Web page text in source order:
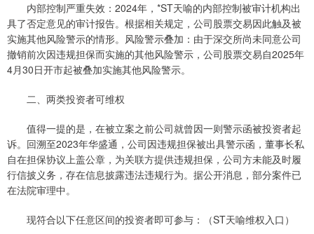
内部控制严重失效：2024年，*ST天喻的内部控制被审计机构出
具了否定意见的审计报告。根据相关规定，公司股票交易因此触及被
实施其他风险警示的情形。风险警示叠加：由于深交所尚未同意公司
撤销前次因违规担保而实施的其他风险警示，公司股票交易自2025年
4月30日开市起被叠加实施其他风险警示。
二、两类投资者可维权
值得一提的是，在被立案之前公司就曾因一则警示函被投资者起
诉。回溯至2023年华盛通，公司因违规担保被出具警示函，董事长私
自在担保协议上盖公章，为关联方提供违规担保，公司方未能及时履
行信披义务，存在信息披露违法违规行为。据公开消息，部分案件已
在法院审理中。
现符合以下任意区间的投资者即可参与：（ST天喻维权入口）